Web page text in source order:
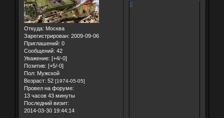
Откуда: Москва
Зарегистрирован: 2009-09-06
Приглашений: 0
Сообщений: 42
Уважение: [+4/-0]
Позитив: [+5/-0]
Пол: Мужской
Возраст: 52 [1974-05-05]
Провел на форуме:
13 часов 43 минуты
Последний визит:
2014-03-30 19:44:14
0